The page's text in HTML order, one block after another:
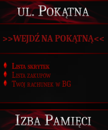
ul. Pokątna
>>WEJDŹ NA POKĄTNĄ<<
Lista skrytek
Lista zakupów
Twój rachunek w BG
Izba Pamięci